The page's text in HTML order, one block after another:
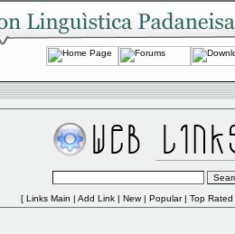
[ Links Main | Add Link| New| Popular| Top Rated